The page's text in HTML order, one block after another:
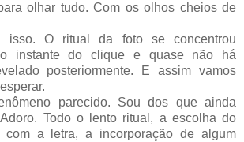
olhar tudo. Com os olhos cheios de
isso. O ritual da foto se concentrou
instante do clique e quase não há
posteriormente. E assim vamos
parecido. Sou dos que ainda
Todo o lento ritual, a escolha do
com a letra, a incorporação de algum